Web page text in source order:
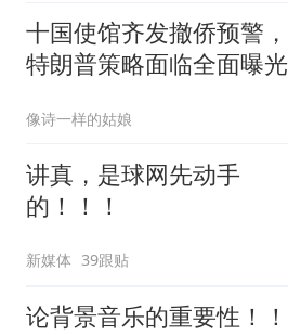
十国使馆齐发撤侨预警，
特朗普策略面临全面曝光
像诗一样的姑娘
讲真，是球网先动手
的！！！
新媒体 39跟贴
论背景音乐的重要性！！